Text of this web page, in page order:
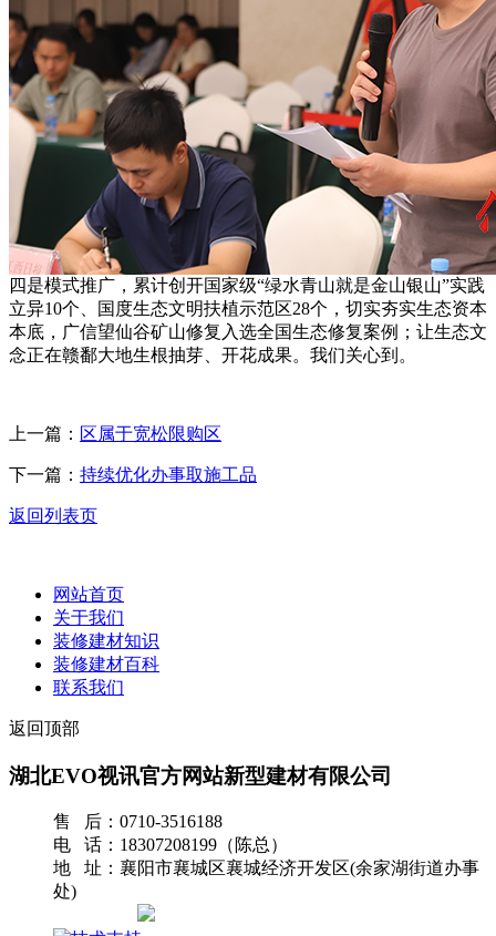
四是模式推广，累计创开国家级“绿水青山就是金山银山”实践
立异10个、国度生态文明扶植示范区28个，切实夯实生态资本
本底，广信望仙谷矿山修复入选全国生态修复案例；让生态文
念正在赣鄱大地生根抽芽、开花成果。我们关心到。
上一篇： 区属于宽松限购区
下一篇： 持续优化办事取施工品
返回列表页
网站首页
关于我们
装修建材知识
装修建材百科
联系我们
返回顶部
湖北EVO视讯官方网站新型建材有限公司
售 后：0710-3516188
电 话：18307208199（陈总）
地 址：襄阳市襄城区襄城经济开发区(余家湖街道办事
处)